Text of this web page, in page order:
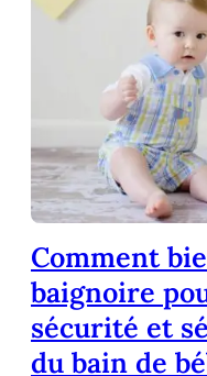
Comment
baignoire
sécurité et
du bain de